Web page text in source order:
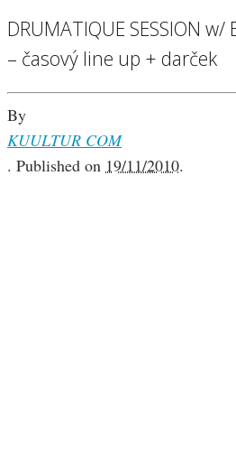
DRUMATIQUE SESSION w/
– časový line up + darček
By
KUULTUR COM
. Published on 19/11/2010.